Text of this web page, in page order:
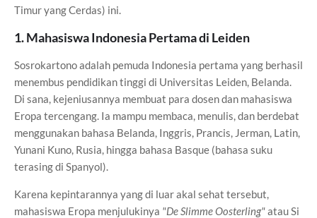
Timur yang Cerdas) ini.
1. Mahasiswa Indonesia Pertama di Leiden
Sosrokartono adalah pemuda Indonesia pertama yang berhasil
menembus pendidikan tinggi di Universitas Leiden, Belanda.
Di sana, kejeniusannya membuat para dosen dan mahasiswa
Eropa tercengang. Ia mampu membaca, menulis, dan berdebat
menggunakan bahasa Belanda, Inggris, Prancis, Jerman, Latin,
Yunani Kuno, Rusia, hingga bahasa Basque (bahasa suku
terasing di Spanyol).
Karena kepintarannya yang di luar akal sehat tersebut,
mahasiswa Eropa menjulukinya "De Slimme Oosterling"atau Si